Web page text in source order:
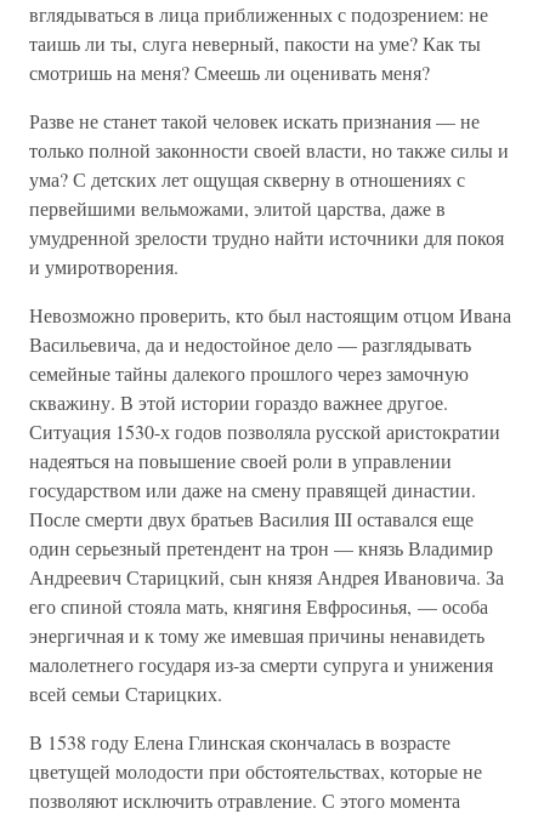
вглядываться в лица приближенных с подозрением: не
таишь ли ты, слуга неверный, пакости на уме? Как ты
смотришь на меня? Смеешь ли оценивать меня?
Разве не станет такой человек искать признания — не
только полной законности своей власти, но также силы и
ума? С детских лет ощущая скверну в отношениях с
первейшими вельможами, элитой царства, даже в
умудренной зрелости трудно найти источники для покоя
и умиротворения.
Невозможно проверить, кто был настоящим отцом Ивана
Васильевича, да и недостойное дело — разглядывать
семейные тайны далекого прошлого через замочную
скважину. В этой истории гораздо важнее другое.
Ситуация 1530-х годов позволяла русской аристократии
надеяться на повышение своей роли в управлении
государством или даже на смену правящей династии.
После смерти двух братьев Василия III оставался еще
один серьезный претендент на трон — князь Владимир
Андреевич Старицкий, сын князя Андрея Ивановича. За
его спиной стояла мать, княгиня Евфросинья, — особа
энергичная и к тому же имевшая причины ненавидеть
малолетнего государя из-за смерти супруга и унижения
всей семьи Старицких.
В 1538 году Елена Глинская скончалась в возрасте
цветущей молодости при обстоятельствах, которые не
позволяют исключить отравление. С этого момента